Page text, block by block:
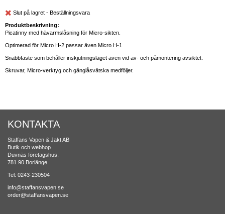
Slut på lagret - Beställningsvara
Produktbeskrivning:
Picatinny med hävarmslåsning för Micro-sikten.
Optimerad för Micro H-2 passar även Micro H-1
Snabbfäste som behåller inskjutningsläget även vid av- och påmontering avsiktet.
Skruvar, Micro-verktyg och gänglåsvätska medföljer.
KONTAKTA
Staffans Vapen & Jakt AB
Butik och webhop
Duvnäs företagshus,
781 90 Borlänge
Tel: 0243-230504
info@staffansvapen.se
order@staffansvapen.se